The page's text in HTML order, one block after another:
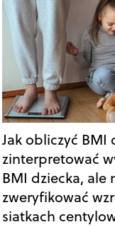
Jak obliczyć BMI
zinterpretować
BMI dziecka, ale
zweryfikować
siatkach